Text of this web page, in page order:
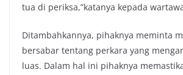
tua di periksa,”katanya kepada
Ditambahkannya, pihaknya meminta
bersabar tentang perkara yang
luas. Dalam hal ini pihaknya